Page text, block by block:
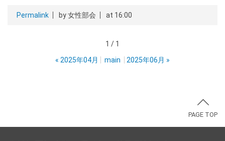
Permalink by 女性部会 at 16:00
1 / 1
« 2025年04月 main 2025年06月 »
PAGE TOP